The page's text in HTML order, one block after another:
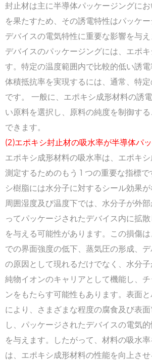
封止材は主に半導体パッケージングに
を果たすため、その誘電特性はパッケ
デバイスの電気特性に重要な影響を与
デバイスのパッケージングには、エポ
す。特定の温度範囲内で比較的低い誘
体積抵抗率を実現するには、通常、特
です。 一般に、エポキシ成形材料の誘
い原料を選択し、原料の純度を制御す
できます。
(2)エポキシ封止材の吸水率が半導体パ
エポキシ成形材料の吸水率は、エポキ
測定するためのもう 1 つの重要な指標
シ樹脂には水分子に対するシール効果
周囲湿度及び温度下では、水分子が外
ってパッケージされたデバイス内に拡
を与える可能性があります。この損傷
での界面強度の低下、蒸気圧の形成、
の原因として現れるだけでなく、水分
純物イオンのキャリアとして機能し、
ンをもたらす可能性もあります。表面
により、さまざまな程度の腐食及び表
し、パッケージされたデバイスの電気
を与えます。したがって、材料の吸水
は、エポキシ成形材料の性能を向上さ